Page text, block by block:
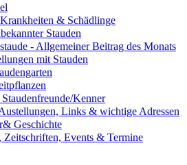
& Schädlinge
Stauden
- Allgemeiner Beitrag des Monats
mit Stauden
Kenner
Links & wichtige Adressen
Geschichte
Events & Termine